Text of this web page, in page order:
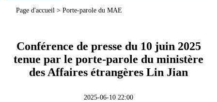
Page d'accueil > Porte-parole du MAE
Conférence de presse du 10 juin 2025
tenue par le porte-parole du ministère
des Affaires étrangères Lin Jian
2025-06-10 22:00